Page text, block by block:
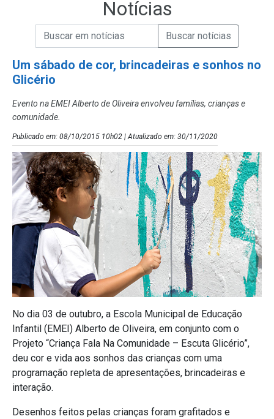
Notícias
Campo de Busca de Notícias
Campo de Busca de informaçõesEnviar a Busca de Notícias
Um sábado de cor, brincadeiras e sonhos no
Glicério
Evento na EMEI Alberto de Oliveira envolveu famílias, crianças e
comunidade.
Publicado em: 08/10/2015 10h02 | Atualizado em: 30/11/2020
No dia 03 de outubro, a Escola Municipal de Educação
Infantil (EMEI) Alberto de Oliveira, em conjunto com o
Projeto “Criança Fala Na Comunidade – Escuta Glicério”,
deu cor e vida aos sonhos das crianças com uma
programação repleta de apresentações, brincadeiras e
interação.
Desenhos feitos pelas crianças foram grafitados e